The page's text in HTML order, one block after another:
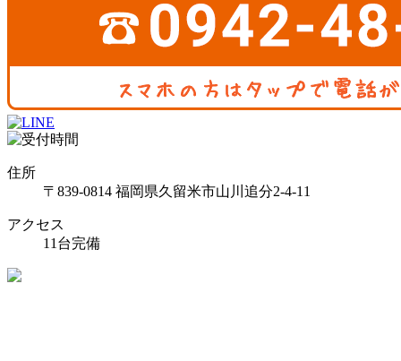
住所
〒839-0814 福岡県久留米市山川追分2-4-11
アクセス
11台完備